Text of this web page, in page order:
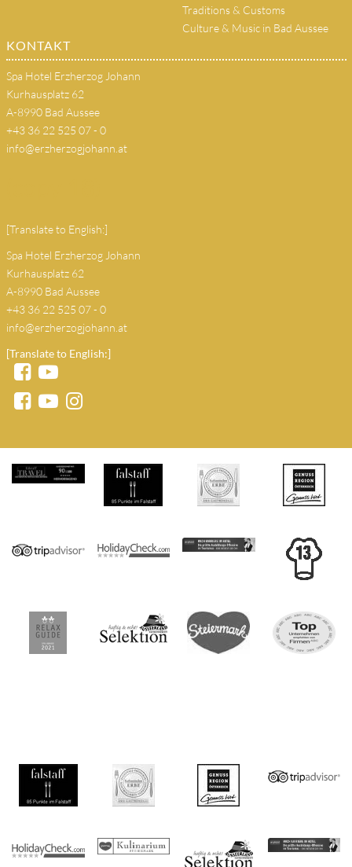
Traditions & Customs
Culture & Music in Bad Aussee
KONTAKT
Spa Hotel Erzherzog Johann
Kurhausplatz 62
A-8990 Bad Aussee
+43 36 22 525 07 - 0
info@erzherzogjohann.at
[Translate to English:]
Spa Hotel Erzherzog Johann
Kurhausplatz 62
A-8990 Bad Aussee
+43 36 22 525 07 - 0
info@erzherzogjohann.at
[Translate to English:]